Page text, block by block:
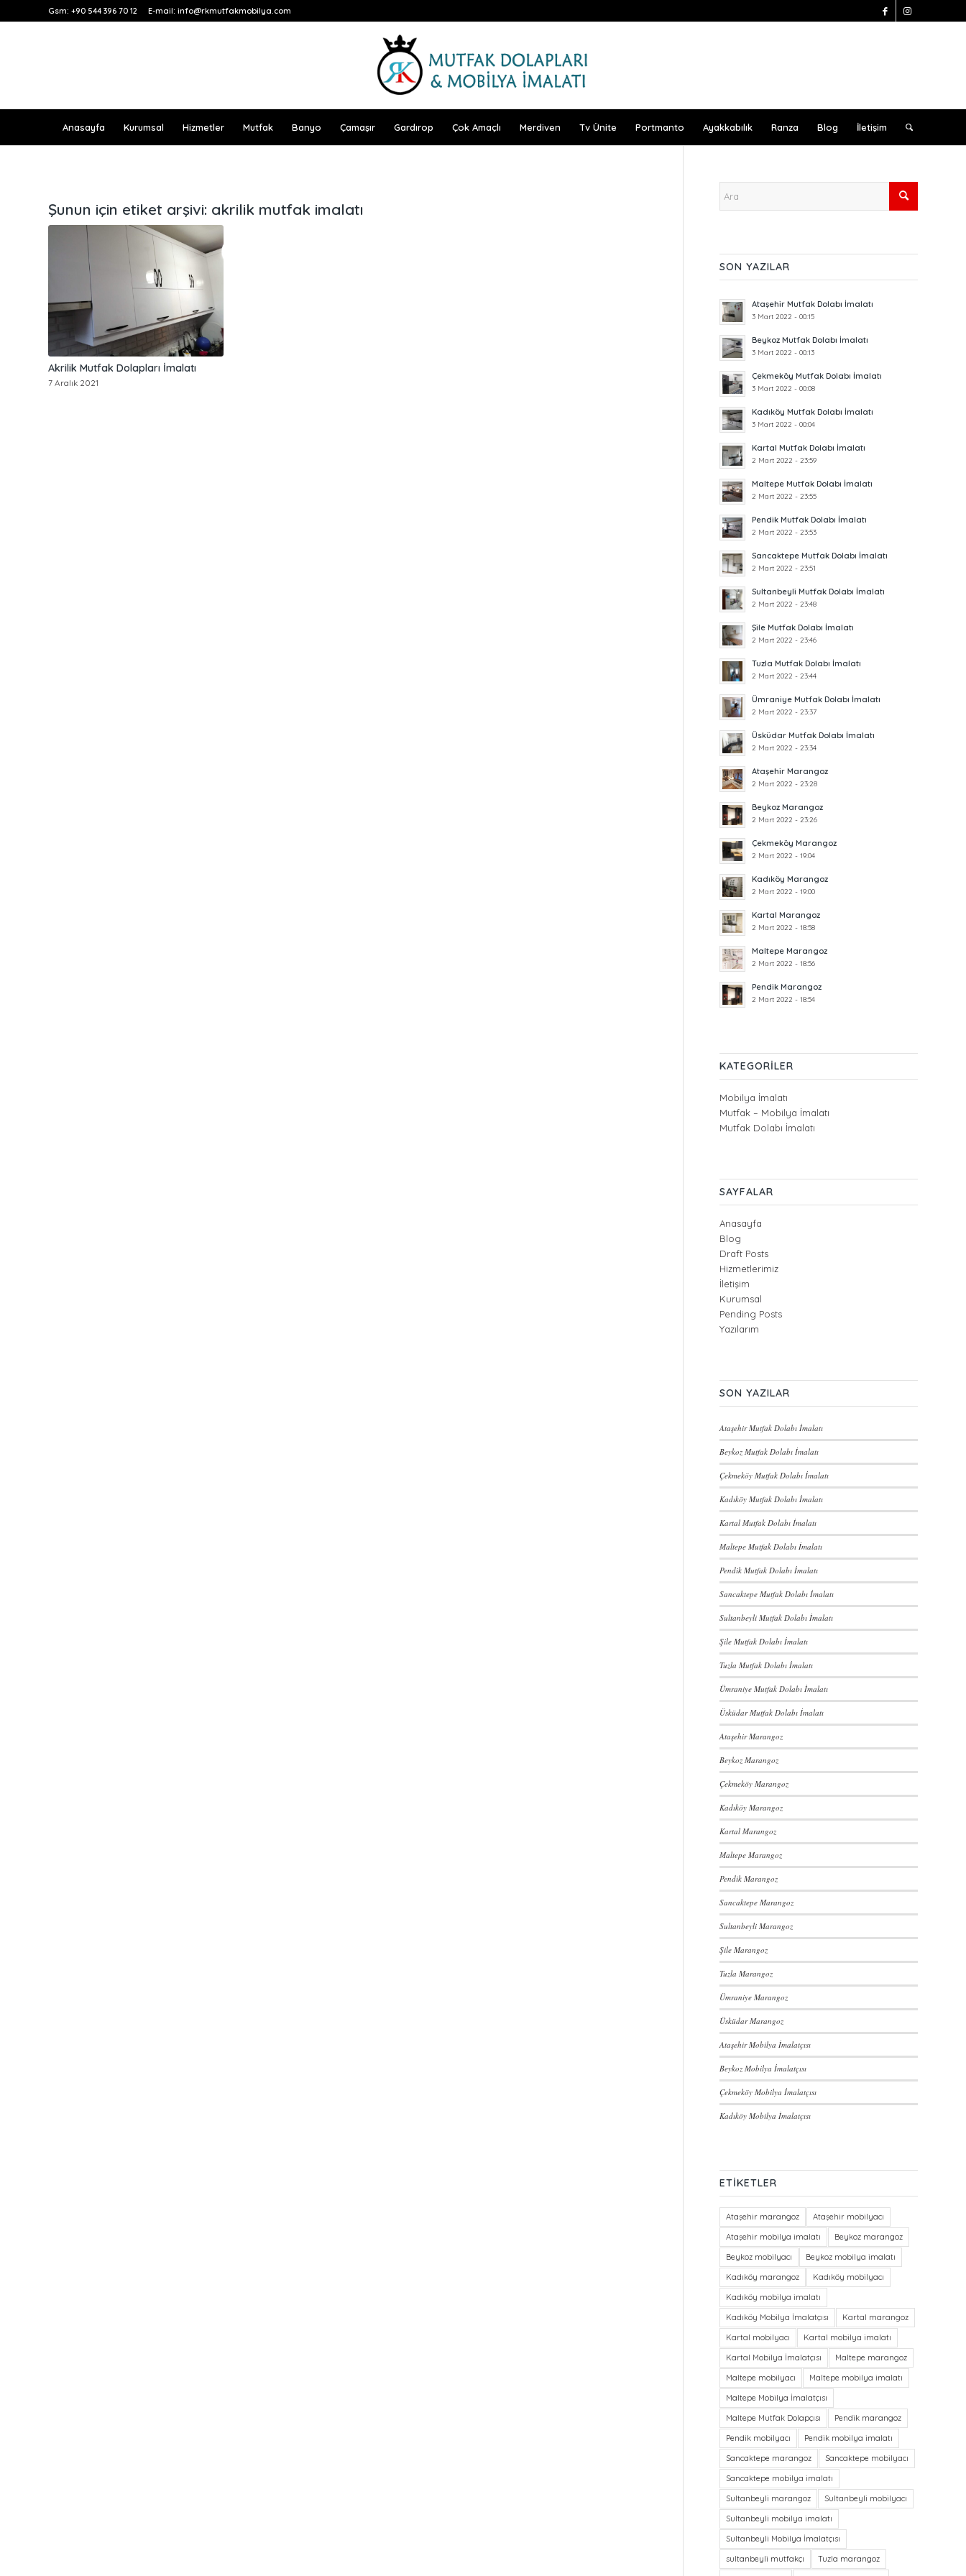
Gsm: +90 544 396 70 12 E-mail: info@rkmutfakmobilya.com
Anasayfa Kurumsal Hizmetler Mutfak Banyo Çamaşır Gardırop Çok Amaçlı Merdiven Tv Ünite Portmanto Ayakkabılık Ranza Blog İletişim
Şunun için etiket arşivi: akrilik mutfak imalatı
Akrilik Mutfak Dolapları İmalatı
7 Aralık 2021
SON YAZILAR
Ataşehir Mutfak Dolabı İmalatı
3 Mart 2022 - 00:15
Beykoz Mutfak Dolabı İmalatı
3 Mart 2022 - 00:13
Çekmeköy Mutfak Dolabı İmalatı
3 Mart 2022 - 00:08
Kadıköy Mutfak Dolabı İmalatı
3 Mart 2022 - 00:04
Kartal Mutfak Dolabı İmalatı
2 Mart 2022 - 23:59
Maltepe Mutfak Dolabı İmalatı
2 Mart 2022 - 23:55
Pendik Mutfak Dolabı İmalatı
2 Mart 2022 - 23:53
Sancaktepe Mutfak Dolabı İmalatı
2 Mart 2022 - 23:51
Sultanbeyli Mutfak Dolabı İmalatı
2 Mart 2022 - 23:48
Şile Mutfak Dolabı İmalatı
2 Mart 2022 - 23:46
Tuzla Mutfak Dolabı İmalatı
2 Mart 2022 - 23:44
Ümraniye Mutfak Dolabı İmalatı
2 Mart 2022 - 23:37
Üsküdar Mutfak Dolabı İmalatı
2 Mart 2022 - 23:34
Ataşehir Marangoz
2 Mart 2022 - 23:28
Beykoz Marangoz
2 Mart 2022 - 23:26
Çekmeköy Marangoz
2 Mart 2022 - 19:04
Kadıköy Marangoz
2 Mart 2022 - 19:00
Kartal Marangoz
2 Mart 2022 - 18:58
Maltepe Marangoz
2 Mart 2022 - 18:56
Pendik Marangoz
2 Mart 2022 - 18:54
KATEGORILER
Mobilya İmalatı
Mutfak – Mobilya İmalatı
Mutfak Dolabı İmalatı
SAYFALAR
Anasayfa
Blog
Draft Posts
Hizmetlerimiz
İletişim
Kurumsal
Pending Posts
Yazılarım
SON YAZILAR
Ataşehir Mutfak Dolabı İmalatı
Beykoz Mutfak Dolabı İmalatı
Çekmeköy Mutfak Dolabı İmalatı
Kadıköy Mutfak Dolabı İmalatı
Kartal Mutfak Dolabı İmalatı
Maltepe Mutfak Dolabı İmalatı
Pendik Mutfak Dolabı İmalatı
Sancaktepe Mutfak Dolabı İmalatı
Sultanbeyli Mutfak Dolabı İmalatı
Şile Mutfak Dolabı İmalatı
Tuzla Mutfak Dolabı İmalatı
Ümraniye Mutfak Dolabı İmalatı
Üsküdar Mutfak Dolabı İmalatı
Ataşehir Marangoz
Beykoz Marangoz
Çekmeköy Marangoz
Kadıköy Marangoz
Kartal Marangoz
Maltepe Marangoz
Pendik Marangoz
Sancaktepe Marangoz
Sultanbeyli Marangoz
Şile Marangoz
Tuzla Marangoz
Ümraniye Marangoz
Üsküdar Marangoz
Ataşehir Mobilya İmalatçısı
Beykoz Mobilya İmalatçısı
Çekmeköy Mobilya İmalatçısı
Kadıköy Mobilya İmalatçısı
ETIKETLER
Ataşehir marangoz
Ataşehir mobilyacı
Ataşehir mobilya imalatı
Beykoz marangoz
Beykoz mobilyacı
Beykoz mobilya imalatı
Kadıköy marangoz
Kadıköy mobilyacı
Kadıköy mobilya imalatı
Kadıköy Mobilya İmalatçısı
Kartal marangoz
Kartal mobilyacı
Kartal mobilya imalatı
Kartal Mobilya İmalatçısı
Maltepe marangoz
Maltepe mobilyacı
Maltepe mobilya imalatı
Maltepe Mobilya İmalatçısı
Maltepe Mutfak Dolapçısı
Pendik marangoz
Pendik mobilyacı
Pendik mobilya imalatı
Sancaktepe marangoz
Sancaktepe mobilyacı
Sancaktepe mobilya imalatı
Sultanbeyli marangoz
Sultanbeyli mobilyacı
Sultanbeyli mobilya imalatı
Sultanbeyli Mobilya İmalatçısı
sultanbeyli mutfakçı
Tuzla marangoz